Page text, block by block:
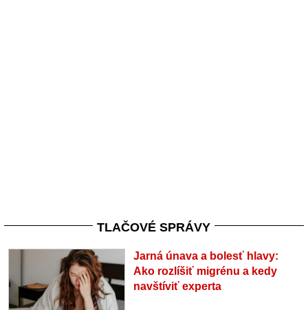
TLAČOVÉ SPRÁVY
Jarná únava a bolesť hlavy:
Ako rozlíšiť migrénu a kedy
navštíviť experta